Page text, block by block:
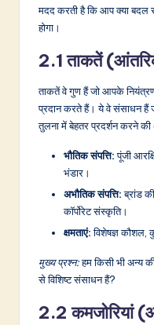
मदद करती है कि आप क्या
होगा।
2.1 ताकतें
ताकतें वे गुण हैं जो आपके
प्रदान करते हैं। ये वे संसाधन हैं
तुलना में बेहतर प्रदर्शन करने
भौतिक संपत्ति:पूंजी
भंडार।
अभौतिक संपत्ति:ब्रांड
कॉर्पोरेट संस्कृति।
क्षमताएं:विशेषज्ञ कौशल,
मुख्य प्रश्न:हम किसी भी अन्य
से विशिष्ट संसाधन हैं?
2.2 कमजोरियां